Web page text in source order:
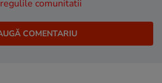
regulile comunitatii